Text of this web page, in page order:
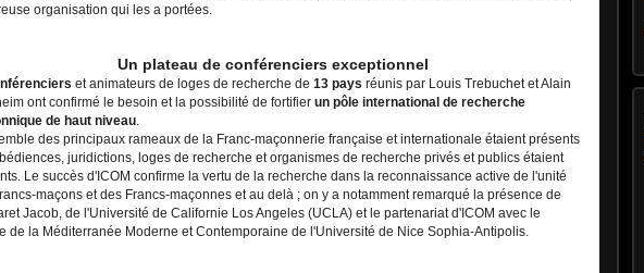
organisation qui les a portées.
Un plateau de conférenciers exceptionnel
et animateurs de loges de recherche de 13 pays réunis par Louis Trebuchet et Alain
ont confirmé le besoin et la possibilité de fortifier un pôle international de recherche
de haut niveau.
des principaux rameaux de la Franc-maçonnerie française et internationale étaient présents
juridictions, loges de recherche et organismes de recherche privés et publics étaient
Le succès d'ICOM confirme la vertu de la recherche dans la reconnaissance active de l'unité
maçons et des Francs-maçonnes et au delà ; on y a notamment remarqué la présence de
Jacob, de l'Université de Californie Los Angeles (UCLA) et le partenariat d'ICOM avec le
de la Méditerranée Moderne et Contemporaine de l'Université de Nice Sophia-Antipolis.